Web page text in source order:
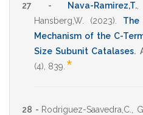
27 - Nava-Ramirez,T.
Hansberg,W.
(2023)
The
Mechanism of the C-
Size Subunit Catalases.
(4), 839 *
28 - Rodriguez-Saavedra,C.